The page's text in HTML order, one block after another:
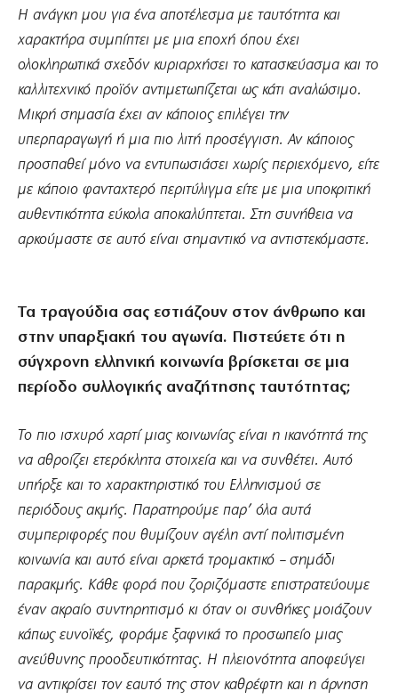
Η ανάγκη μου για ένα αποτέλεσμα με ταυτότητα και
χαρακτήρα συμπίπτει με μια εποχή όπου έχει
ολοκληρωτικά σχεδόν κυριαρχήσει το κατασκεύασμα και το
καλλιτεχνικό προϊόν αντιμετωπίζεται ως κάτι αναλώσιμο.
Μικρή σημασία έχει αν κάποιος επιλέγει την
υπερπαραγωγή ή μια πιο λιτή προσέγγιση. Αν κάποιος
προσπαθεί μόνο να εντυπωσιάσει χωρίς περιεχόμενο, είτε
με κάποιο φανταχτερό περιτύλιγμα είτε με μια υποκριτική
αυθεντικότητα εύκολα αποκαλύπτεται. Στη συνήθεια να
αρκούμαστε σε αυτό είναι σημαντικό να αντιστεκόμαστε.
Τα τραγούδια σας εστιάζουν στον άνθρωπο και
στην υπαρξιακή του αγωνία. Πιστεύετε ότι η
σύγχρονη ελληνική κοινωνία βρίσκεται σε μια
περίοδο συλλογικής αναζήτησης ταυτότητας;
Το πιο ισχυρό χαρτί μιας κοινωνίας είναι η ικανότητά της
να αθροίζει ετερόκλητα στοιχεία και να συνθέτει. Αυτό
υπήρξε και το χαρακτηριστικό του Ελληνισμού σε
περιόδους ακμής. Παρατηρούμε παρ’ όλα αυτά
συμπεριφορές που θυμίζουν αγέλη αντί πολιτισμένη
κοινωνία και αυτό είναι αρκετά τρομακτικό – σημάδι
παρακμής. Κάθε φορά που ζοριζόμαστε επιστρατεύουμε
έναν ακραίο συντηρητισμό κι όταν οι συνθήκες μοιάζουν
κάπως ευνοϊκές, φοράμε ξαφνικά το προσωπείο μιας
ανεύθυνης προοδευτικότητας. Η πλειονότητα αποφεύγει
να αντικρίσει τον εαυτό της στον καθρέφτη και η άρνηση